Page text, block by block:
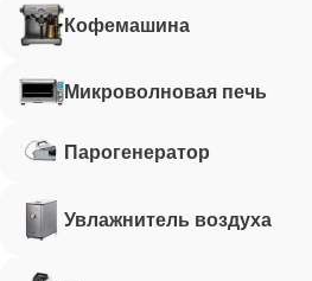
Кофемашина
Микроволновая печь
Парогенератор
Увлажнитель воздуха